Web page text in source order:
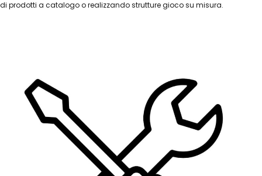
di prodotti a catalogo o realizzando strutture gioco su misura.